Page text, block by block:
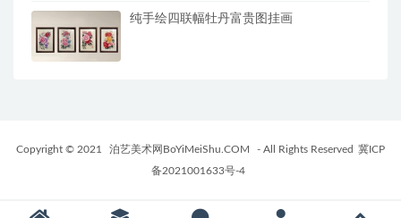
纯手绘四联幅牡丹富贵图挂画
Copyright © 2021 泊艺美术网BoYiMeiShu.COM - All Rights Reserved 冀ICP
备2021001633号-4